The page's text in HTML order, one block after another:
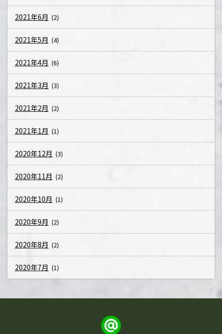
2021年6月 (2)
2021年5月 (4)
2021年4月 (6)
2021年3月 (3)
2021年2月 (2)
2021年1月 (1)
2020年12月 (3)
2020年11月 (2)
2020年10月 (1)
2020年9月 (2)
2020年8月 (2)
2020年7月 (1)